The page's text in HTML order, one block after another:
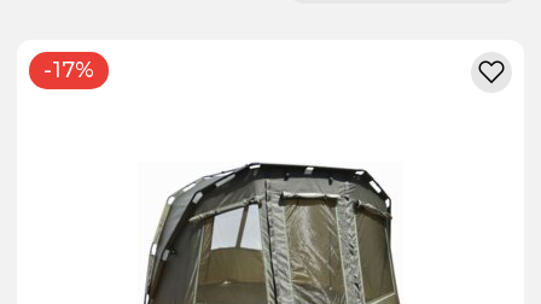
-17%